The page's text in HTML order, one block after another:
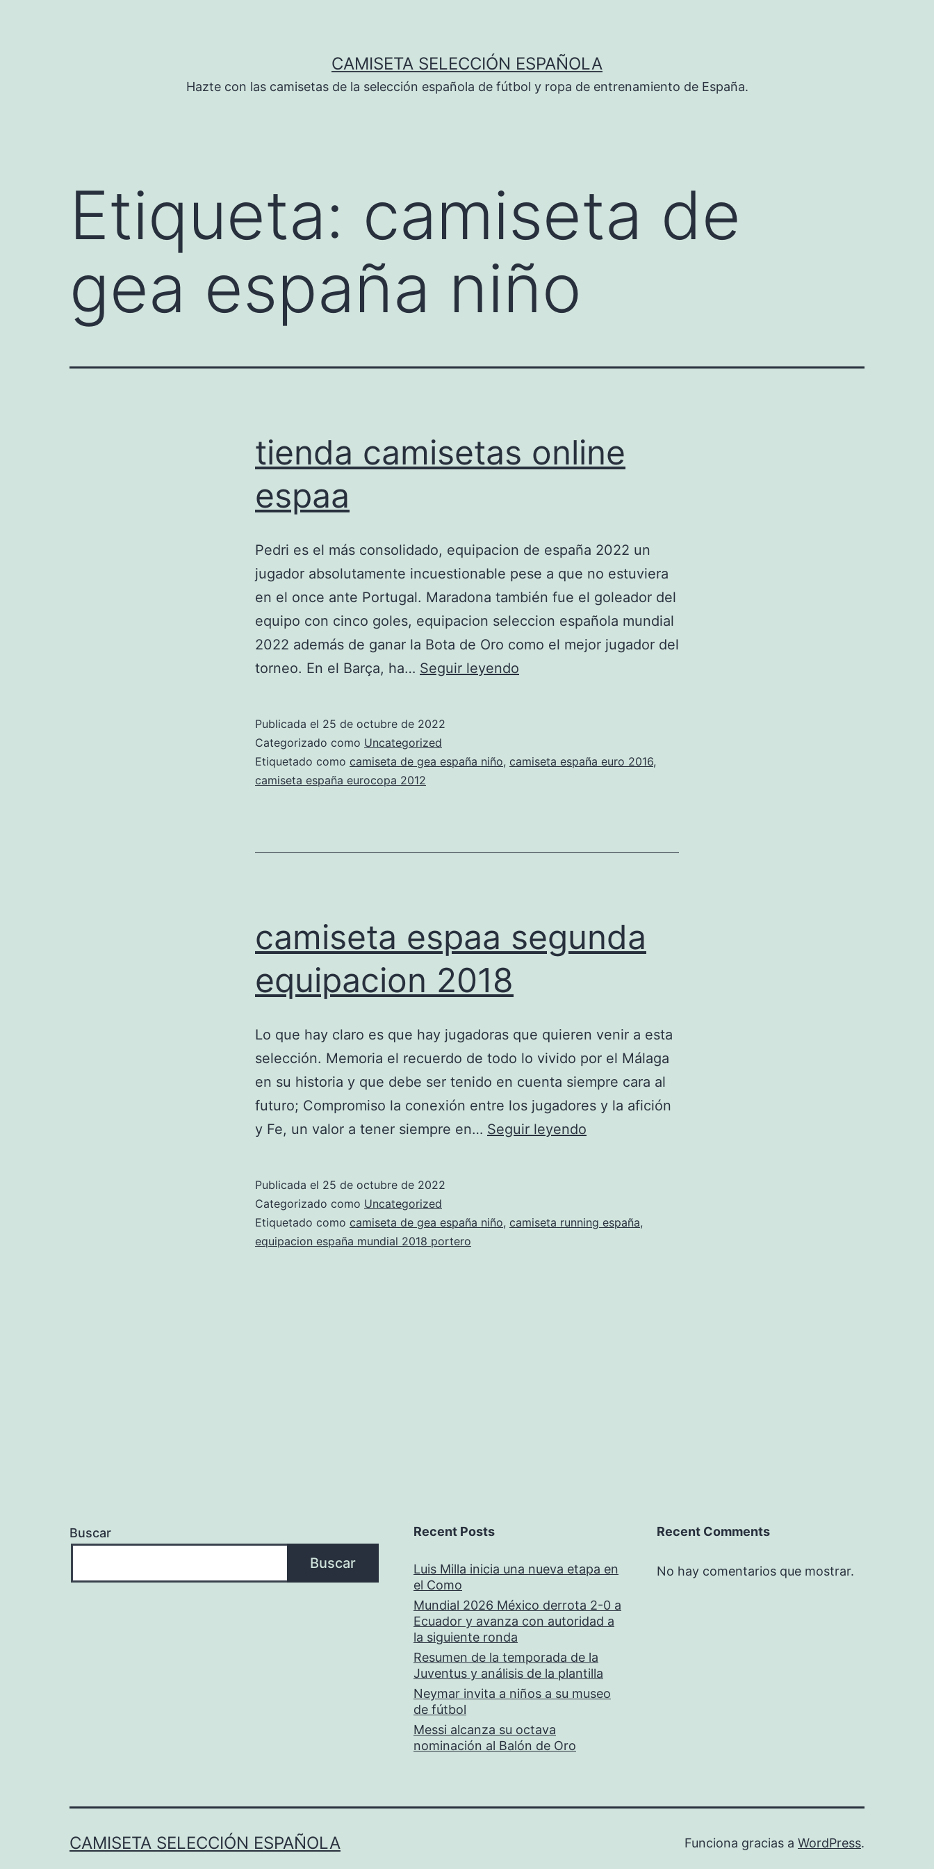
CAMISETA SELECCIÓN ESPAÑOLA
Hazte con las camisetas de la selección española de fútbol y ropa de entrenamiento de España.
Etiqueta: camiseta de
gea españa niño
tienda camisetas online
espaa
Pedri es el más consolidado, equipacion de españa 2022 un
jugador absolutamente incuestionable pese a que no estuviera
en el once ante Portugal. Maradona también fue el goleador del
equipo con cinco goles, equipacion seleccion española mundial
2022 además de ganar la Bota de Oro como el mejor jugador del
torneo. En el Barça, ha… Seguir leyendo
Publicada el 25 de octubre de 2022
Categorizado como Uncategorized
Etiquetado como camiseta de gea españa niño, camiseta españa euro 2016,
camiseta españa eurocopa 2012
camiseta espaa segunda
equipacion 2018
Lo que hay claro es que hay jugadoras que quieren venir a esta
selección. Memoria el recuerdo de todo lo vivido por el Málaga
en su historia y que debe ser tenido en cuenta siempre cara al
futuro; Compromiso la conexión entre los jugadores y la afición
y Fe, un valor a tener siempre en… Seguir leyendo
2018
Publicada el 25 de octubre de 2022
Categorizado como Uncategorized
Etiquetado como camiseta de gea españa niño, camiseta running españa,
equipacion españa mundial 2018 portero
Buscar
Buscar
Recent Posts
Luis Milla inicia una nueva etapa en
el Como
Mundial 2026 México derrota 2-0 a
Ecuador y avanza con autoridad a
la siguiente ronda
Resumen de la temporada de la
Juventus y análisis de la plantilla
Neymar invita a niños a su museo
de fútbol
Messi alcanza su octava
nominación al Balón de Oro
Recent Comments
No hay comentarios que mostrar.
CAMISETA SELECCIÓN ESPAÑOLA Funciona gracias a WordPress.